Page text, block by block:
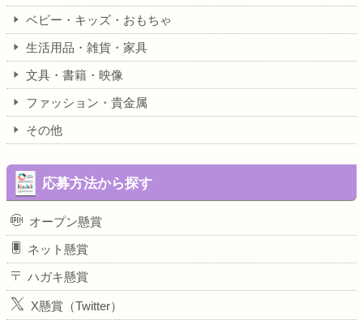
ベビー・キッズ・おもちゃ
生活用品・雑貨・家具
文具・書籍・映像
ファッション・貴金属
その他
応募方法から探す
オープン懸賞
ネット懸賞
ハガキ懸賞
X懸賞（Twitter）